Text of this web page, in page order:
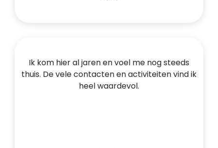
Ik kom hier al jaren en voel me nog steeds
thuis. De vele contacten en activiteiten vind ik
heel waardevol.